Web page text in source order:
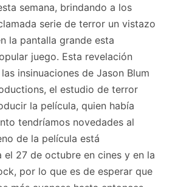
semana, brindando a los
serie de terror un vistazo
la pantalla grande esta
juego. Esta revelación
insinuaciones de Jason Blum
el estudio de terror
la película, quien había
tendríamos novedades al
de la película está
el 27 de octubre en cines y en la
por lo que es de esperar que